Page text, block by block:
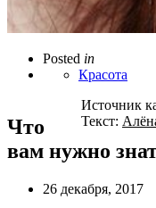
Posted in
Красота
Источник
Текст:
Что
вам нужно
26 декабря, 2017